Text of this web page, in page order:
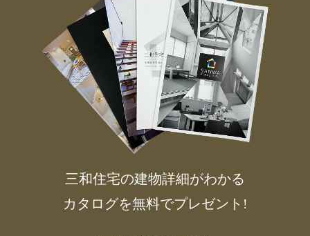
三和住宅の建物詳細がわかる
カタログを無料でプレゼント!